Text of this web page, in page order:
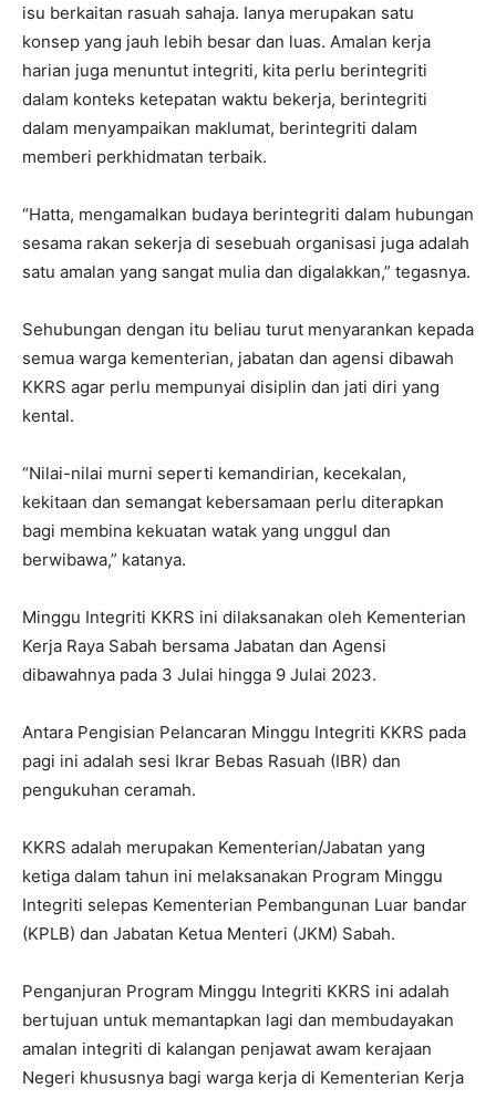
isu berkaitan rasuah sahaja. Ianya merupakan satu
konsep yang jauh lebih besar dan luas. Amalan kerja
harian juga menuntut integriti, kita perlu berintegriti
dalam konteks ketepatan waktu bekerja, berintegriti
dalam menyampaikan maklumat, berintegriti dalam
memberi perkhidmatan terbaik.
“Hatta, mengamalkan budaya berintegriti dalam hubungan
sesama rakan sekerja di sesebuah organisasi juga adalah
satu amalan yang sangat mulia dan digalakkan,” tegasnya.
Sehubungan dengan itu beliau turut menyarankan kepada
semua warga kementerian, jabatan dan agensi dibawah
KKRS agar perlu mempunyai disiplin dan jati diri yang
kental.
“Nilai-nilai murni seperti kemandirian, kecekalan,
kekitaan dan semangat kebersamaan perlu diterapkan
bagi membina kekuatan watak yang unggul dan
berwibawa,” katanya.
Minggu Integriti KKRS ini dilaksanakan oleh Kementerian
Kerja Raya Sabah bersama Jabatan dan Agensi
dibawahnya pada 3 Julai hingga 9 Julai 2023.
Antara Pengisian Pelancaran Minggu Integriti KKRS pada
pagi ini adalah sesi Ikrar Bebas Rasuah (IBR) dan
pengukuhan ceramah.
KKRS adalah merupakan Kementerian/Jabatan yang
ketiga dalam tahun ini melaksanakan Program Minggu
Integriti selepas Kementerian Pembangunan Luar bandar
(KPLB) dan Jabatan Ketua Menteri (JKM) Sabah.
Penganjuran Program Minggu Integriti KKRS ini adalah
bertujuan untuk memantapkan lagi dan membudayakan
amalan integriti di kalangan penjawat awam kerajaan
Negeri khususnya bagi warga kerja di Kementerian Kerja